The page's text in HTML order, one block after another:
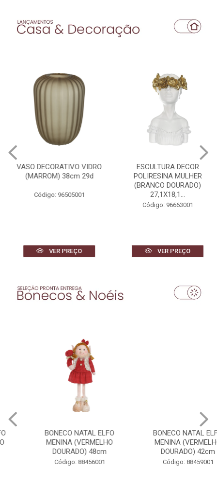
VASO DECORATIVO VIDRO
(MARROM) 38cm 29d
Código: 96505001
VER PREÇO
ESCULTURA DECOR
POLIRESINA MULHER
(BRANCO DOURADO)
27,1X18,1...
Código: 96663001
VER PREÇO
BONECO NATAL ELFO
MENINA (VERMELHO
DOURADO) 48cm
Código: 88456001
BONECO NATAL ELFO
MENINA (VERMELHO
DOURADO) 42cm
Código: 88459001